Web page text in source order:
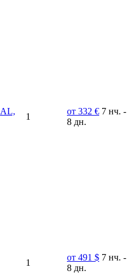
AL,
1
от 332 € 7 нч. -
8 дн.
1
от 491 $ 7 нч. -
8 дн.